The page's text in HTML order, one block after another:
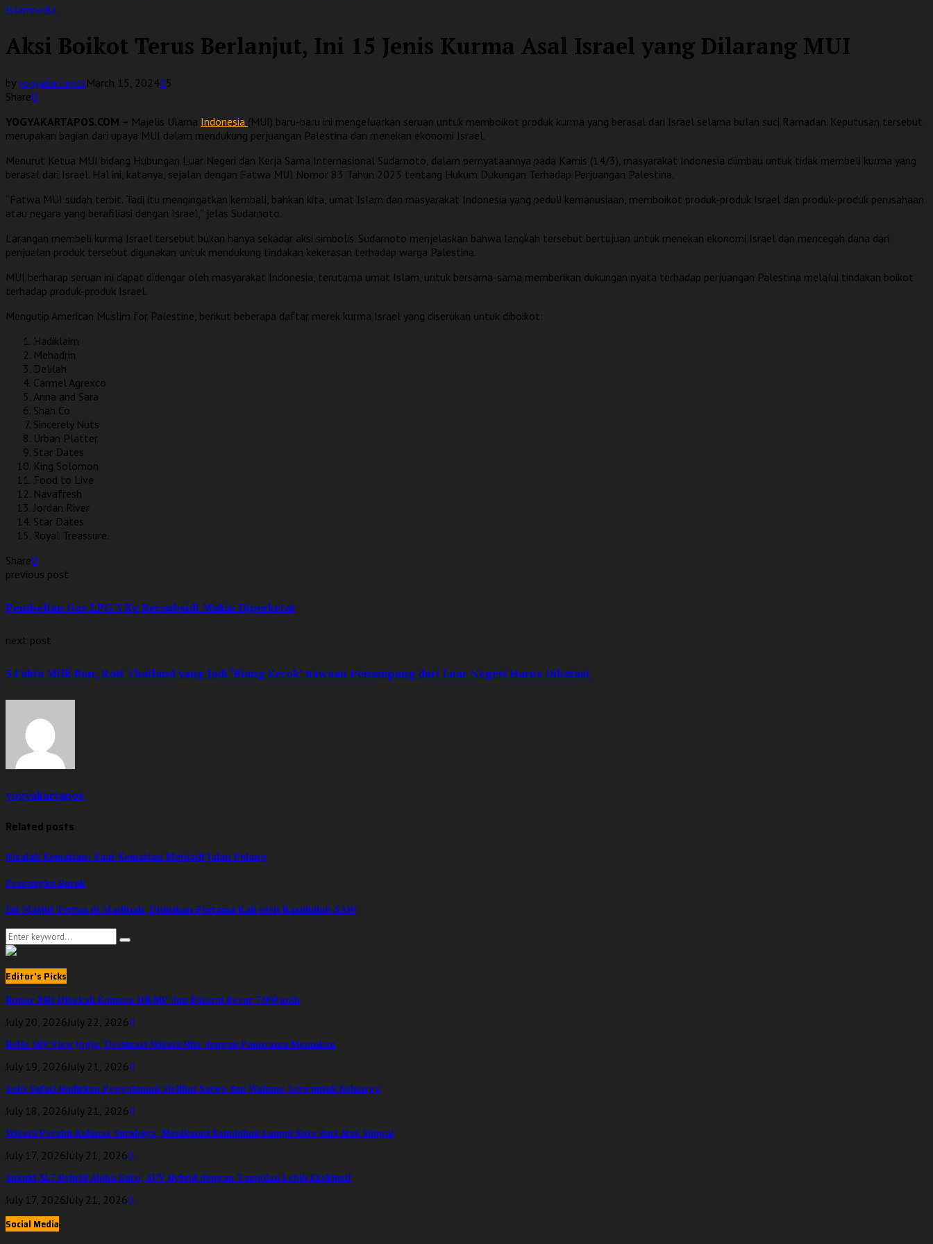
Islampedia
Aksi Boikot Terus Berlanjut, Ini 15 Jenis Kurma Asal Israel yang Dilarang MUI
byyogyakartaposMarch 15, 202405
Share0
YOGYAKARTAPOS.COM – Majelis Ulama Indonesia (MUI) baru-baru ini mengeluarkan seruan untuk memboikot produk kurma yang berasal dari Israel selama bulan suci Ramadan. Keputusan tersebut
merupakan bagian dari upaya MUI dalam mendukung perjuangan Palestina dan menekan ekonomi Israel.
Menurut Ketua MUI bidang Hubungan Luar Negeri dan Kerja Sama Internasional Sudarnoto, dalam pernyataannya pada Kamis (14/3), masyarakat Indonesia diimbau untuk tidak membeli kurma yang
berasal dari Israel. Hal ini, katanya, sejalan dengan Fatwa MUI Nomor 83 Tahun 2023 tentang Hukum Dukungan Terhadap Perjuangan Palestina.
“Fatwa MUI sudah terbit. Tadi itu mengingatkan kembali, bahkan kita, umat Islam dan masyarakat Indonesia yang peduli kemanusiaan, memboikot produk-produk Israel dan produk-produk perusahaan
atau negara yang berafiliasi dengan Israel,” jelas Sudarnoto.
Larangan membeli kurma Israel tersebut bukan hanya sekadar aksi simbolis. Sudarnoto menjelaskan bahwa langkah tersebut bertujuan untuk menekan ekonomi Israel dan mencegah dana dari
penjualan produk tersebut digunakan untuk mendukung tindakan kekerasan terhadap warga Palestina.
MUI berharap seruan ini dapat didengar oleh masyarakat Indonesia, terutama umat Islam, untuk bersama-sama memberikan dukungan nyata terhadap perjuangan Palestina melalui tindakan boikot
terhadap produk-produk Israel.
Mengutip American Muslim for Palestine, berikut beberapa daftar merek kurma Israel yang diserukan untuk diboikot:
Hadiklaim
Mehadrin
Delilah
Carmel Agrexco
Anna and Sara
Shah Co
Sincerely Nuts
Urban Platter
Star Dates
King Solomon
Food to Live
Navafresh
Jordan River
Star Dates
Royal Treassure.
Share0
previous post
Pembelian Gas LPG 3 Kg Bersubsidi Makin Diperketat
next post
5 Fakta Milk Bun, Roti Thailand yang Jadi ‘Biang Kerok’ Bawaan Penumpang dari Luar Negeri Harus Dibatasi
yogyakartapos
Related posts
Risalah Kematian: Saat Kematian Menjadi Jalan Pulang
Prasangka Buruk
Ini Masjid Tertua di Madinah, Didirikan Pertama Kali oleh Rasulullah SAW
Search
for:
Search
Editor's Picks
Honor X8D Dibekali Kamera 108 MP dan Baterai Besar 7.000 mAh
July 20, 2026July 22, 20260
HeHa Sky View Jogja, Destinasi Wisata Hits dengan Panorama Memukau
July 19, 2026July 21, 20260
Solo Safari Hadirkan Pengalaman Melihat Satwa dan Wahana Seru untuk Keluarga
July 18, 2026July 21, 20260
Wisata Perahu Kalimas Surabaya, Menikmati Keindahan Lampu Kota dari Atas Sungai
July 17, 2026July 21, 20260
Suzuki XL7 Hybrid Alpha Kuro, SUV Hybrid dengan Tampilan Lebih Eksklusif
July 17, 2026July 21, 20260
Social Media